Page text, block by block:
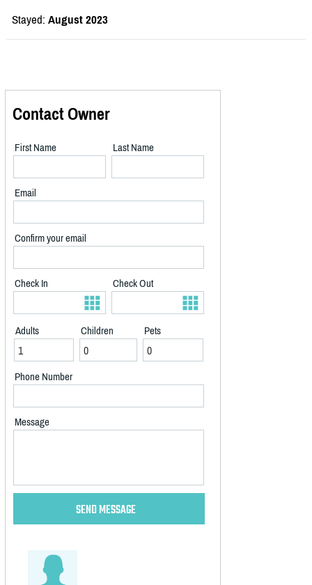
Stayed: August 2023
Contact Owner
First Name Last Name
Email
Confirm your email
Check In Check Out
Adults Children Pets
Phone Number
Message